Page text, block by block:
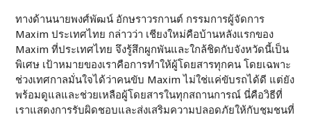
ทางด้านนายพงศ์พัฒน์ อักษราวรกานต์ กรรมการผู้จัดการ
Maxim ประเทศไทย กล่าวว่า เชียงใหม่คือบ้านหลังแรกของ
Maxim ที่ประเทศไทย จึงรู้สึกผูกพันและใกล้ชิดกับจังหวัดนี้เป็น
พิเศษ เป้าหมายของเราคือการทำให้ผู้โดยสารทุกคน โดยเฉพาะ
ช่วงเทศกาลมั่นใจได้ว่าคนขับ Maxim ไม่ใช่แค่ขับรถได้ดี แต่ยัง
พร้อมดูแลและช่วยเหลือผู้โดยสารในทุกสถานการณ์ นี่คือวิธีที่
เราแสดงการรับผิดชอบและส่งเสริมความปลอดภัยให้กับชุมชนที่